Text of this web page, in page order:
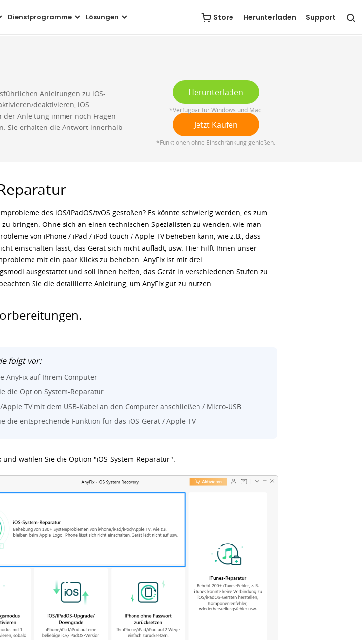
Store Herunterladen Support
Dienstprogramme Lösungen
Anleitungen zu iOS-
deaktivieren, iOS
der Anleitung immer noch Fragen
Sie erhalten die Antwort innerhalb
Herunterladen
*Verfügbar für Windows und Mac.
Jetzt Kaufen
*Funktionen ohne Einschränkung genießen.
des iOS/iPadOS/tvOS gestoßen? Es könnte schwierig werden, es zum
bringen. Ohne sich an einen technischen Spezialisten zu wenden, wie man
von iPhone / iPad / iPod touch / Apple TV beheben kann, wie z.B., dass
einschalten lässt, das Gerät sich nicht auflädt, usw. Hier hilft Ihnen unser
mit ein paar Klicks zu beheben. AnyFix ist mit drei
ausgestattet und soll Ihnen helfen, das Gerät in verschiedenen Stufen zu
Sie die detaillierte Anleitung, um AnyFix gut zu nutzen.
folgt vor:
AnyFix auf Ihrem Computer
die Option System-Reparatur
Apple TV mit dem USB-Kabel an den Computer anschließen / Micro-USB
die entsprechende Funktion für das iOS-Gerät / Apple TV
und wählen Sie die Option "iOS-System-Reparatur".